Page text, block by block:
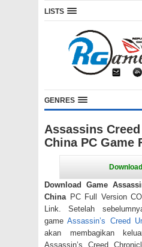
LISTS
GENRES
Assassins
China PC Game
Download Game
China PC Full Version
Link. Setelah
gameAssassin’s Creed
akan membagikan
Assassin’s Creed